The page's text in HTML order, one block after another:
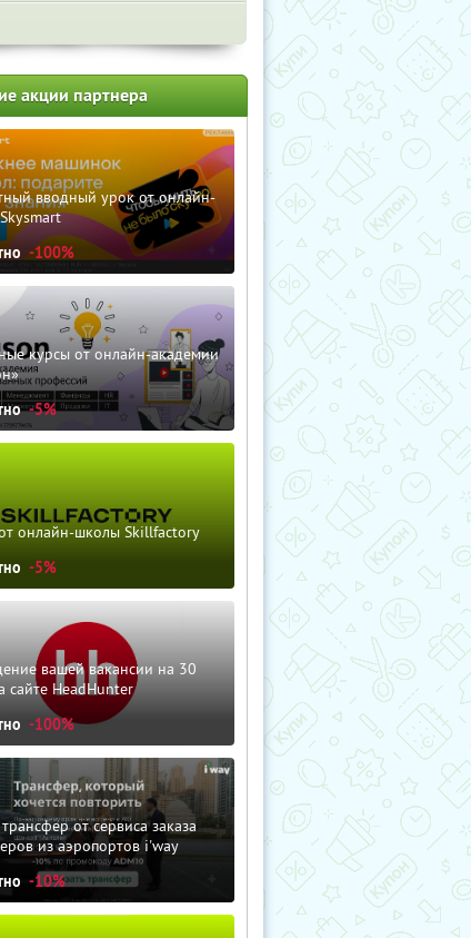
акции партнера
вводный урок от онлайн-
-100%
курсы от онлайн-академии
-5%
онлайн-школы Skillfactory
-5%
вашей вакансии на 30
сайте HeadHunter
-100%
от сервиса заказа
из аэропортов i'way
-10%